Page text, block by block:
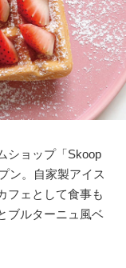
ショップ「Skoop
ン。自家製アイス
フェとして食事も
ブルターニュ風ベ